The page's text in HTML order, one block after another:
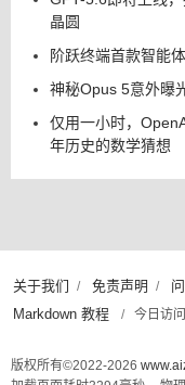
阶跃终端首款智能
神秘Opus 5意外曝
仅用一小时，
年历史的数学猜想
关于我们 / 免责声明 /
Markdown 教程 / 今日访
版权所有©2022-2026